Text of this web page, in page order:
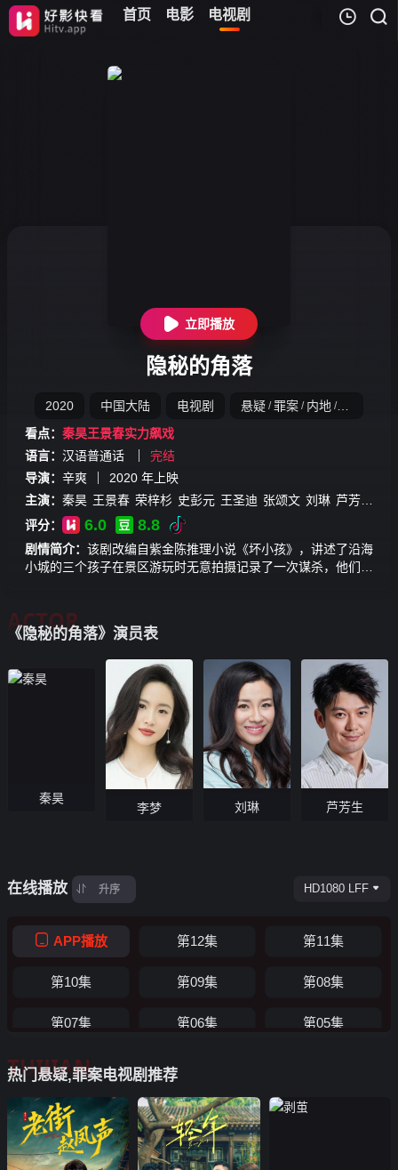
首页 电影 电视剧
立即播放
隐秘的角落
2020 中国大陆 电视剧 悬疑 / 罪案 / 内地 /
看点： 秦昊王景春实力飙戏
语言： 汉语普通话
完结
导演： 辛爽 2020 年上映
主演： 秦昊 王景春 荣梓杉 史彭元 王圣迪 张颂文 刘琳 芦芳生
评分：
6.0 8.8
剧情简介： 该剧改编自紫金陈推理小说《坏小孩》，讲述了沿海
小城的三个孩子在景区游玩时无意拍摄记录了一次谋杀，他们的
《隐秘的角落》演员表
ACTOR
秦昊
李梦 刘琳 芦芳生
在线播放 升序 HD1080 LFF
APP播放 第12集 第11集
第10集 第09集 第08集
第07集 第06集 第05集
第04集
第01集
热门悬疑,罪案电视剧推荐
TUIJIAN